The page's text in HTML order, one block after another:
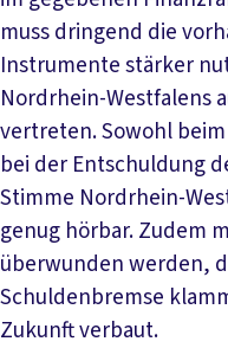
muss dringend die
Instrumente stärker
Nordrhein-Westfalens
vertreten. Sowohl
bei der Entschuldung
Stimme Nordrhein-
genug hörbar. Zudem
überwunden werden,
Schuldenbremse
Zukunft verbaut.